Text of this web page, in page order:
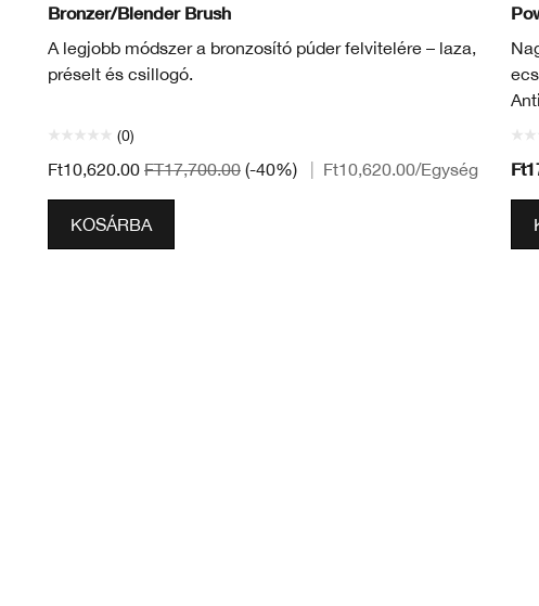
Bronzer/Blender Brush
A legjobb módszer a bronzosító púder felvitelére – laza,
préselt és csillogó.
(0)
Ft10,620.00 FT17,700.00 (-40%) Ft10,620.00/Egység
KOSÁRBA